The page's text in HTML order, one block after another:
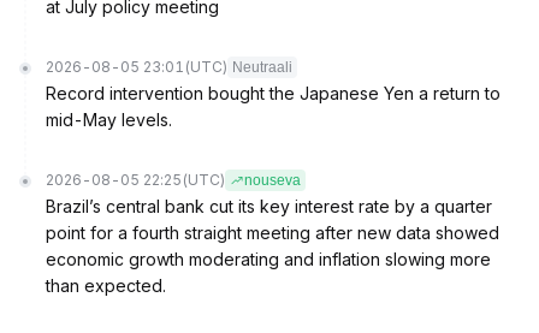
at July policy meeting
2026-08-05 23:01 (UTC) Neutraali
Record intervention bought the Japanese Yen a return to
mid-May levels.
2026-08-05 22:25 (UTC) nouseva
Brazil’s central bank cut its key interest rate by a quarter
point for a fourth straight meeting after new data showed
economic growth moderating and inflation slowing more
than expected.